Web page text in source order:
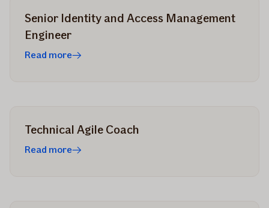
Senior Identity and Access Management
Engineer
Read more
Technical Agile Coach
Read more